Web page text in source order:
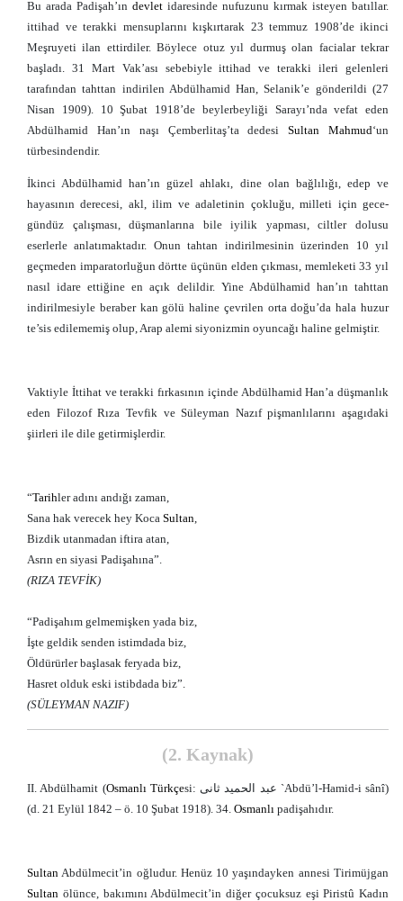
Bu arada Padişah’ın devlet idaresinde nufuzunu kırmak isteyen batıllar.
ittihad ve terakki mensuplarını kışkırtarak 23 temmuz 1908’de ikinci
Meşruyeti ilan ettirdiler. Böylece otuz yıl durmuş olan facialar tekrar
başladı. 31 Mart Vak’ası sebebiyle ittihad ve terakki ileri gelenleri
tarafından tahttan indirilen Abdülhamid Han, Selanik’e gönderildi (27
Nisan 1909). 10 Şubat 1918’de beylerbeyliği Sarayı’nda vefat eden
Abdülhamid Han’ın naşı Çemberlitaş’ta dedesiSultan Mahmud‘un
türbesindendir.
İkinci Abdülhamid han’ın güzel ahlakı, dine olan bağlılığı, edep ve
hayasının derecesi, akl, ilim ve adaletinin çokluğu, milleti için gece-
gündüz çalışması, düşmanlarına bile iyilik yapması, ciltler dolusu
eserlerle anlatımaktadır. Onun tahtan indirilmesinin üzerinden 10 yıl
geçmeden imparatorluğun dörtte üçünün elden çıkması, memleketi 33 yıl
nasıl idare ettiğine en açık delildir. Yine Abdülhamid han’ın tahttan
indirilmesiyle beraber kan gölü haline çevrilen orta doğu’da hala huzur
te’sis edilememiş olup, Arap alemi siyonizmin oyuncağı haline gelmiştir.
Vaktiyle İttihat ve terakki fırkasının içinde Abdülhamid Han’a düşmanlık
eden Filozof Rıza Tevfik ve Süleyman Nazıf pişmanlılarını aşagıdaki
şiirleri ile dile getirmişlerdir.
“Tarihler adını andığı zaman,
Sana hak verecek hey Koca Sultan,
Bizdik utanmadan iftira atan,
Asrın en siyasi Padişahına”.
(RIZA TEVFİK)
“Padişahım gelmemişken yada biz,
İşte geldik senden istimdada biz,
Öldürürler başlasak feryada biz,
Hasret olduk eski istibdada biz”.
(SÜLEYMAN NAZIF)
(2. Kaynak)
II. Abdülhamit (Osmanlı Türkçesi: عبد الحميد ثانی `Abdü’l-Hamid-i sânî)
(d. 21 Eylül 1842 – ö. 10 Şubat 1918). 34. Osmanlı padişahıdır.
Sultan Abdülmecit’in oğludur. Henüz 10 yaşındayken annesi Tirimüjgan
Sultan ölünce, bakımını Abdülmecit’in diğer çocuksuz eşi Piristû Kadın